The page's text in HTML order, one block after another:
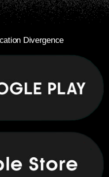
Divergence